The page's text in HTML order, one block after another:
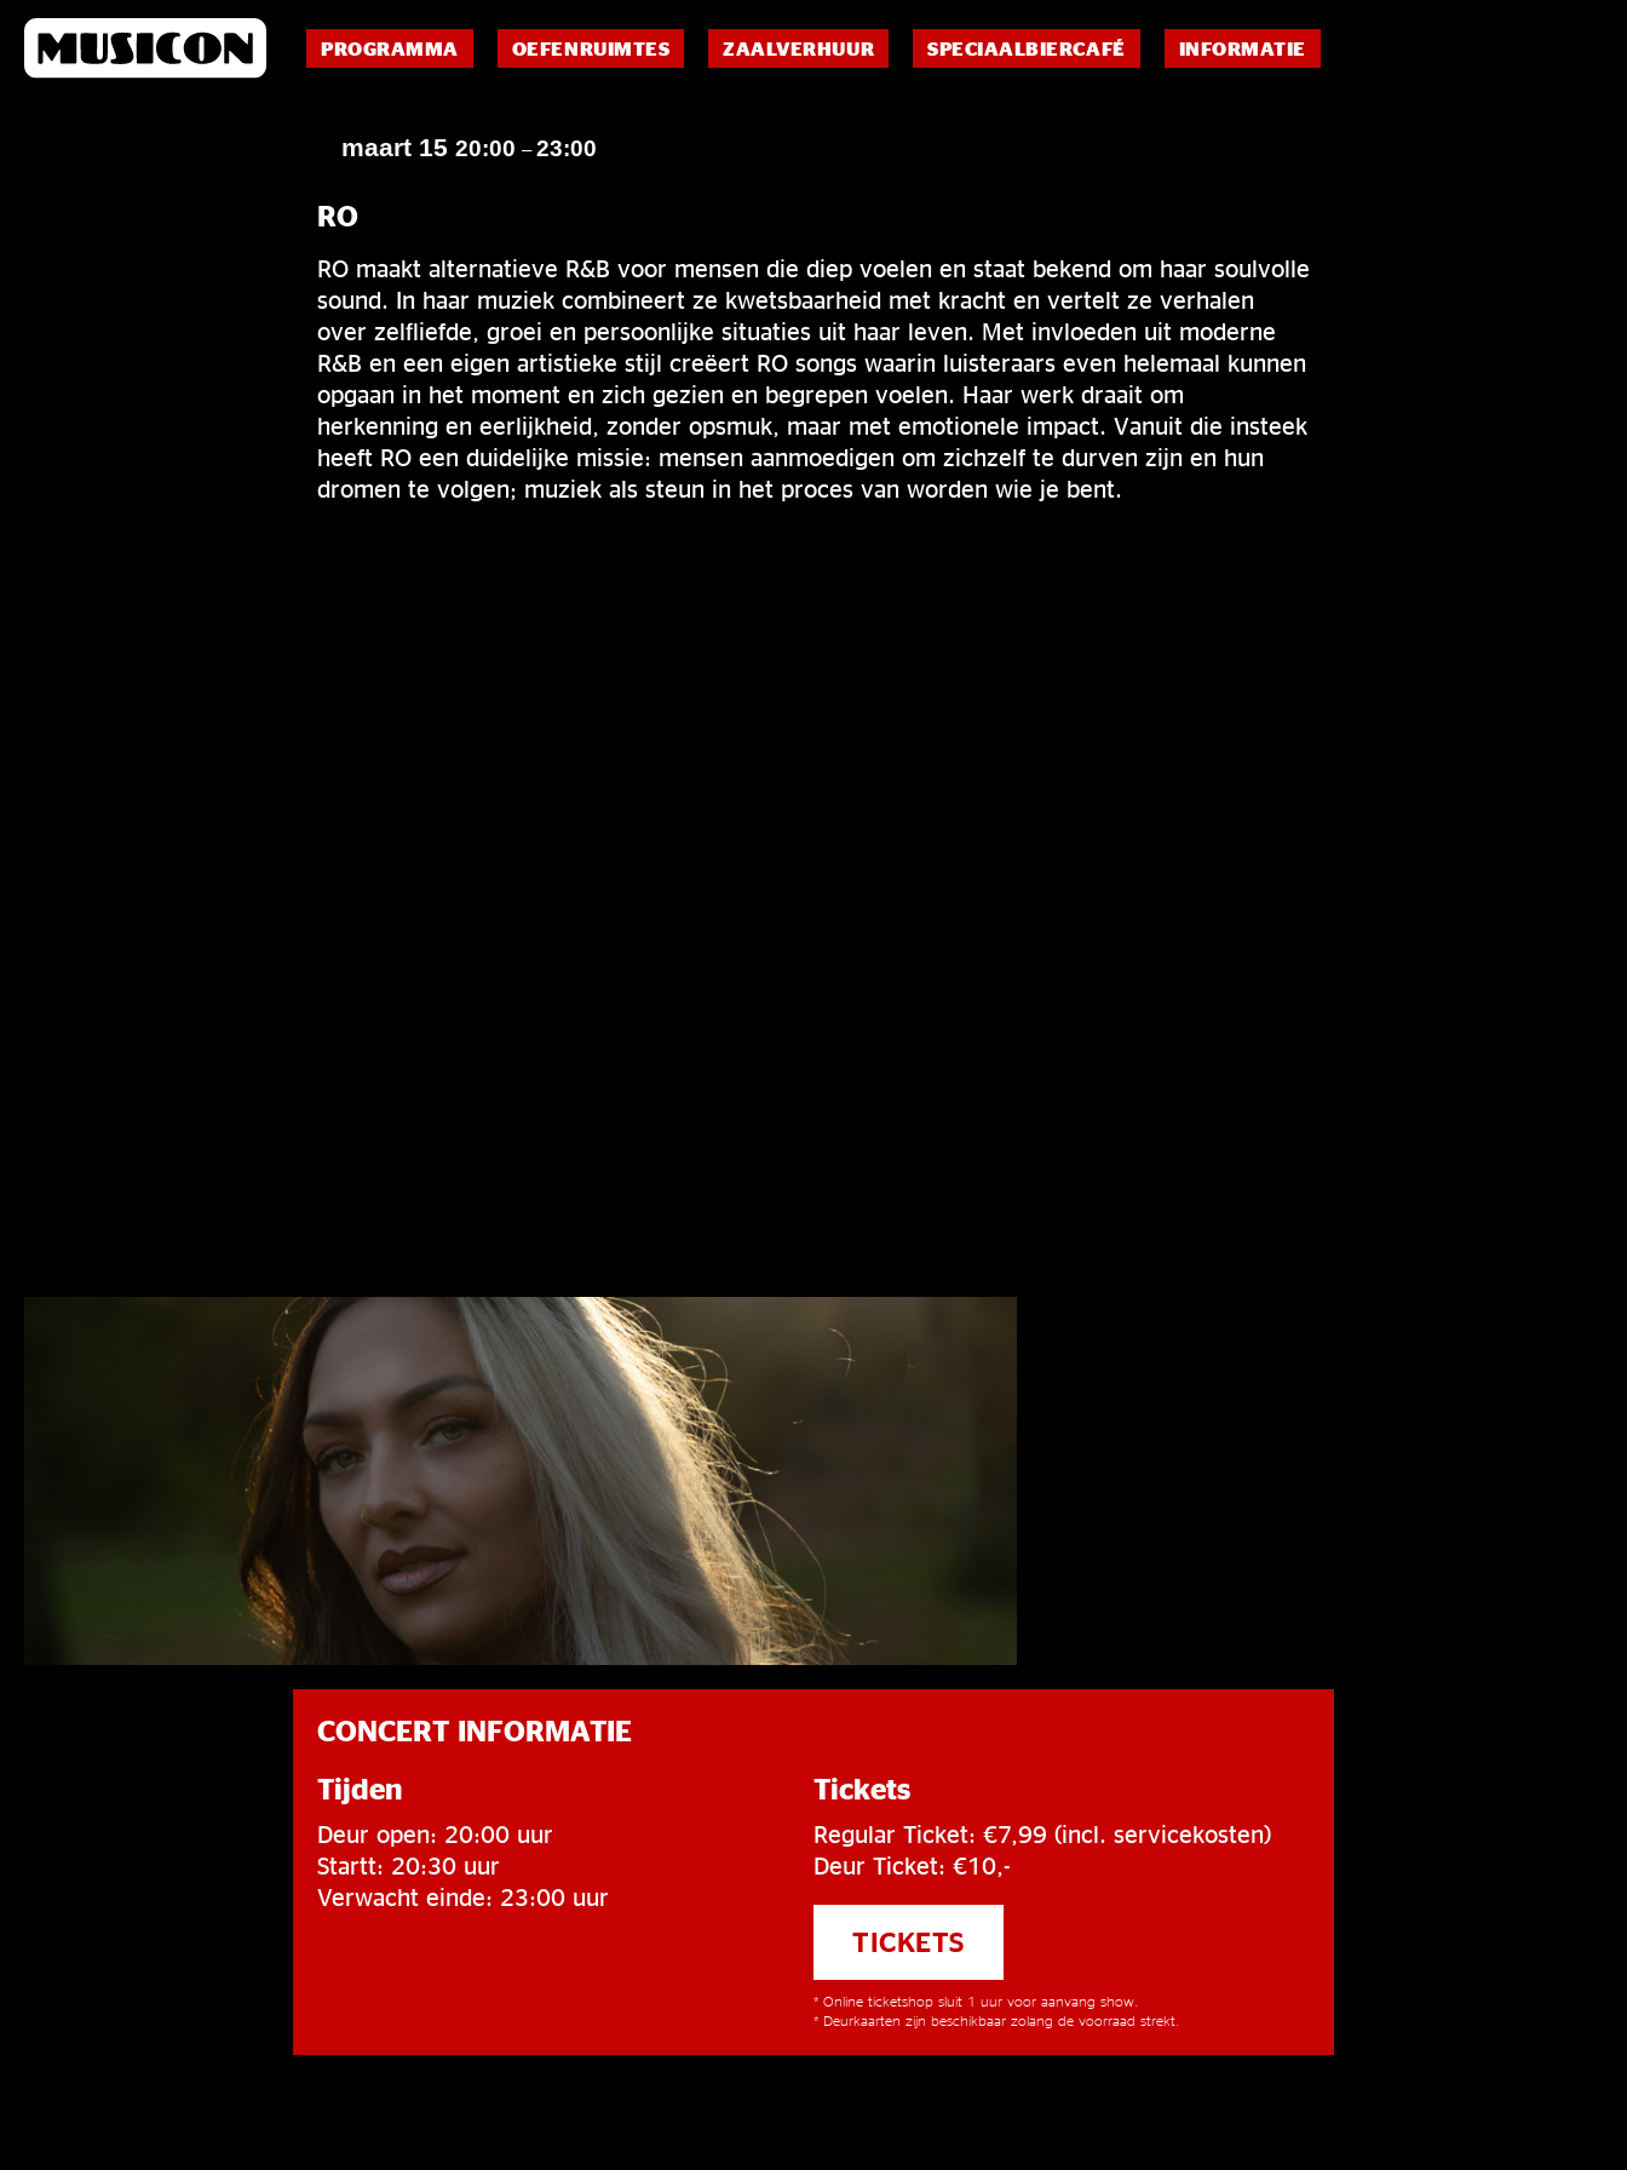
PROGRAMMA OEFENRUIMTES ZAALVERHUUR SPECIAALBIERCAFÉ INFORMATIE
maart 15 20:00 –23:00
RO
RO maakt alternatieve R&B voor mensen die diep voelen en staat bekend om haar soulvolle
sound. In haar muziek combineert ze kwetsbaarheid met kracht en vertelt ze verhalen
over zelfliefde, groei en persoonlijke situaties uit haar leven. Met invloeden uit moderne
R&B en een eigen artistieke stijl creëert RO songs waarin luisteraars even helemaal kunnen
opgaan in het moment en zich gezien en begrepen voelen. Haar werk draait om
herkenning en eerlijkheid, zonder opsmuk, maar met emotionele impact. Vanuit die insteek
heeft RO een duidelijke missie: mensen aanmoedigen om zichzelf te durven zijn en hun
dromen te volgen; muziek als steun in het proces van worden wie je bent.
CONCERT INFORMATIE
Tijden
Deur open: 20:00 uur
Startt: 20:30 uur
Verwacht einde: 23:00 uur
Tickets
Regular Ticket: €7,99 (incl. servicekosten)
Deur Ticket: €10,-
TICKETS
* Online ticketshop sluit 1 uur voor aanvang show.
* Deurkaarten zijn beschikbaar zolang de voorraad strekt.